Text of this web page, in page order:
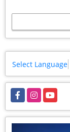
Select Language
FacebookInstagramYouTube